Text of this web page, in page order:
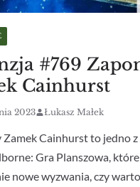
#769
Cainhurst
2023 Łukasz Małek
Zamek Cainhurst to jedno
Gra Planszowa,
nowe wyzwania, czy